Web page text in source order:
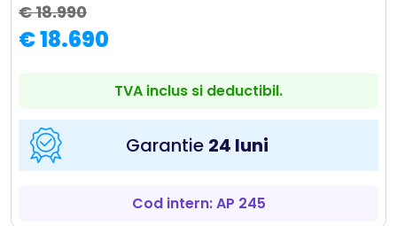
€ 18.990
€ 18.690
TVA inclus si deductibil.
Garantie 24 luni
Cod intern: AP 245